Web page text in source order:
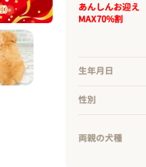
あんしんお迎え
MAX70%割
生年月日
性別
両親の犬種